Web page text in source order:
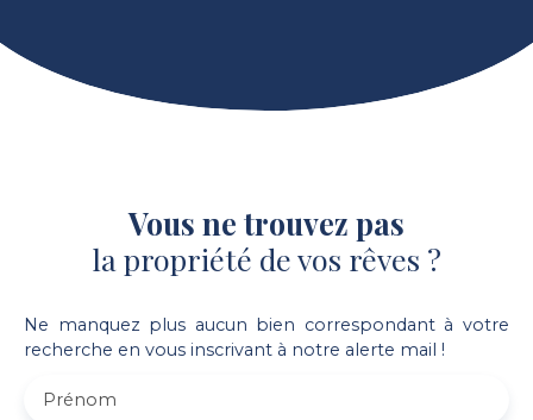
Vous ne trouvez pas
la propriété de vos rêves ?
Ne manquez plus aucun bien correspondant à votre
recherche en vous inscrivant à notre alerte mail !
Prénom